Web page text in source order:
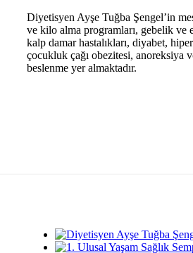
Diyetisyen Ayşe Tuğba Şengel’in
ve kilo alma programları, gebelik ve
kalp damar hastalıkları, diyabet,
çocukluk çağı obezitesi, anoreksiya
beslenme yer almaktadır.